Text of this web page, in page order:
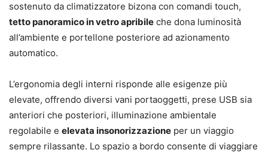
sostenuto da climatizzatore bizona con comandi touch,
tetto panoramico in vetro apribile che dona luminosità
all’ambiente e portellone posteriore ad azionamento
automatico.
L’ergonomia degli interni risponde alle esigenze più
elevate, offrendo diversi vani portaoggetti, prese USB sia
anteriori che posteriori, illuminazione ambientale
regolabile e elevata insonorizzazione per un viaggio
sempre rilassante. Lo spazio a bordo consente di viaggiare